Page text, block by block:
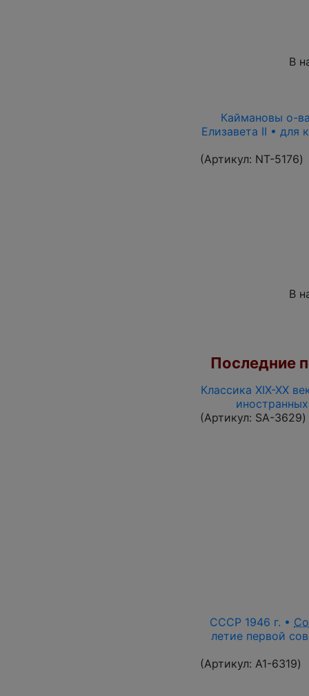
В
Каймановы о-
Елизавета II • для
(Артикул: NT-5176)
В
Последние
Классика XIX-XX
(Артикул: SA-3629)
СССР 1946 г. •
летие первой
(Артикул: A1-6319)